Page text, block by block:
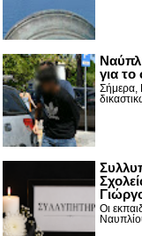
για το
Σήμερα,
Οι